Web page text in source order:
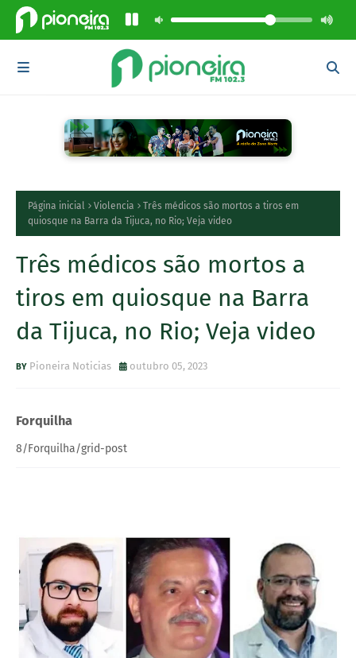
Página inicial Violencia
Três médicos são mortos a tiros em
quiosque na Barra da Tijuca, no Rio; Veja video
Três médicos são mortos a
tiros em quiosque na Barra
da Tijuca, no Rio; Veja video
Pioneira Noticias outubro 05, 2023
Forquilha
8/Forquilha/grid-post